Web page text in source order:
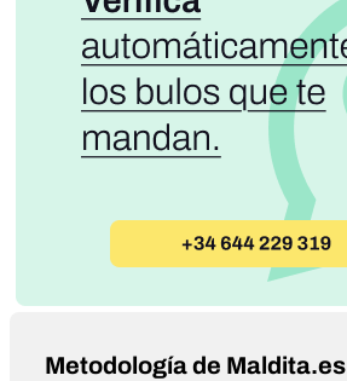
Metodología de Maldita.es